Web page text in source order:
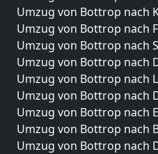
Umzug von Bottrop nach
Umzug von Bottrop nach
Umzug von Bottrop nach
Umzug von Bottrop nach
Umzug von Bottrop nach
Umzug von Bottrop nach
Umzug von Bottrop nach
Umzug von Bottrop nach
Umzug von Bottrop nach